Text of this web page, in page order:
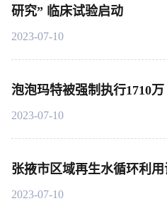
研究” 临床试验启动
2023-07-10
泡泡玛特被强制执行1710万
2023-07-10
张掖市区域再生水循环利
2023-07-10